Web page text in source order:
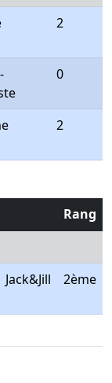
2
0
2
Rang
Jack&Jill 2ème